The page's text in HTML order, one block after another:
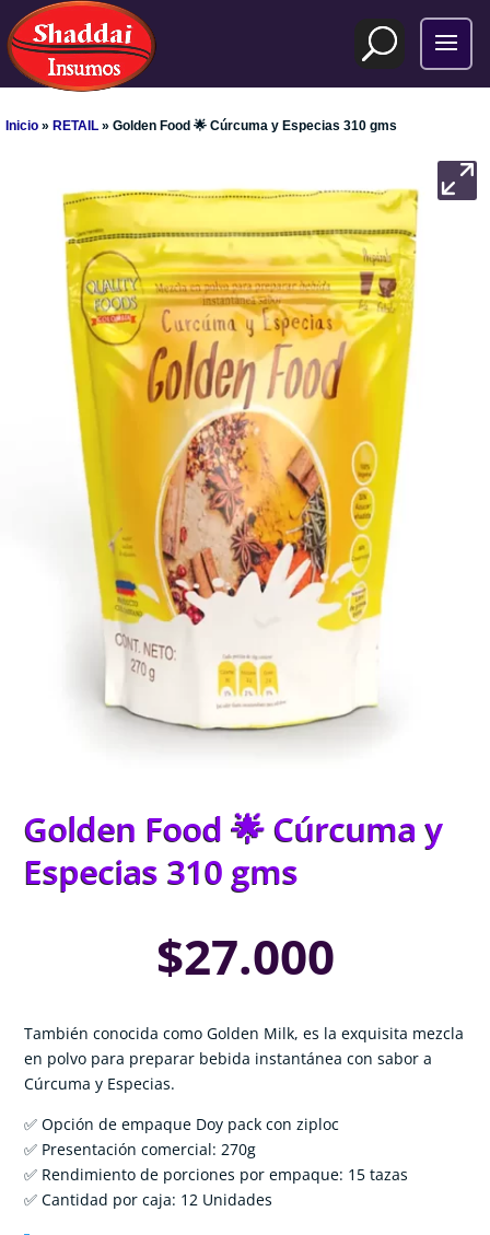
Inicio » RETAIL » Golden Food 🌟 Cúrcuma y Especias 310 gms
Golden Food 🌟 Cúrcuma y
Especias 310 gms
$27.000
También conocida como Golden Milk, es la exquisita mezcla
en polvo para preparar bebida instantánea con sabor a
Cúrcuma y Especias.
✅ Opción de empaque Doy pack con ziploc
✅ Presentación comercial: 270g
✅ Rendimiento de porciones por empaque: 15 tazas
✅ Cantidad por caja: 12 Unidades